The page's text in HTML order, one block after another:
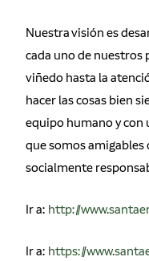
Nuestra visión es
cada uno de nuestros
viñedo hasta la
hacer las cosas bien
equipo humano y con
que somos amigables
socialmente
Ir a: http://
Ir a: https://